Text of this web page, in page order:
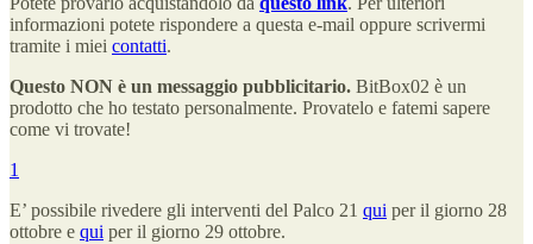
informazioni potete rispondere a questa e-mail oppure scrivermi
tramite i miei contatti.
Questo NON è un messaggio pubblicitario. BitBox02 è un
prodotto che ho testato personalmente. Provatelo e fatemi sapere
come vi trovate!
1
E’ possibile rivedere gli interventi del Palco 21 qui per il giorno 28
ottobre e qui per il giorno 29 ottobre.